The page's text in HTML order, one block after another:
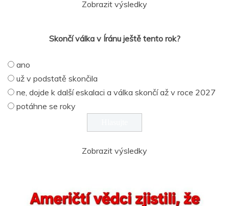
Zobrazit výsledky
Skončí válka v Íránu ještě tento rok?
ano
už v podstatě skončila
ne, dojde k další eskalaci a válka skončí až v roce 2027
potáhne se roky
Zobrazit výsledky